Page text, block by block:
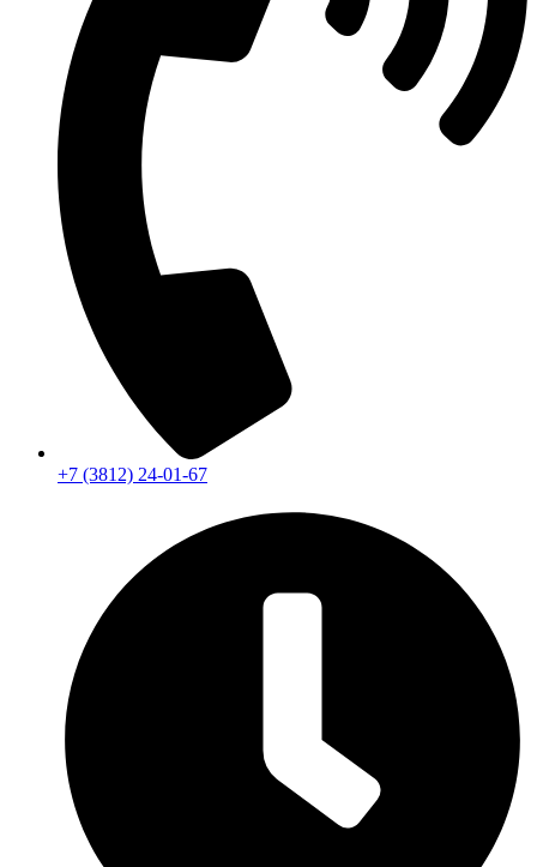
+7 (3812) 24-01-67